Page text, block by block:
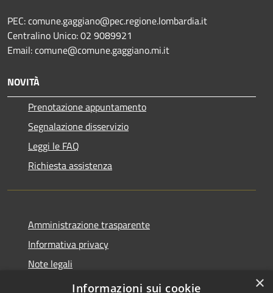
PEC: comune.gaggiano@pec.regione.lombardia.it
Centralino Unico: 02 9089921
Email: comune@comune.gaggiano.mi.it
NOVITÀ
Prenotazione appuntamento
Segnalazione disservizio
Leggi le FAQ
Richiesta assistenza
Amministrazione trasparente
Informativa privacy
Note legali
Dichiarazione di accessibilità
×
Informazioni sui cookie